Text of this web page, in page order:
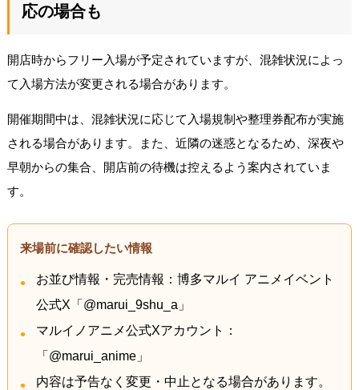
応の場合も
開店時からフリー入場が予定されていますが、混雑状況によっ
て入場方法が変更される場合があります。
開催期間中は、混雑状況に応じて入場規制や整理券配布が実施
される場合があります。また、近隣の迷惑となるため、深夜や
早朝からの集合、開店前の待機は控えるよう案内されていま
す。
来場前に確認したい情報
お並び情報・完売情報：博多マルイ アニメイベント
公式X「@marui_9shu_a」
マルイノアニメ公式Xアカウント：
「@marui_anime」
内容は予告なく変更・中止となる場合があります。